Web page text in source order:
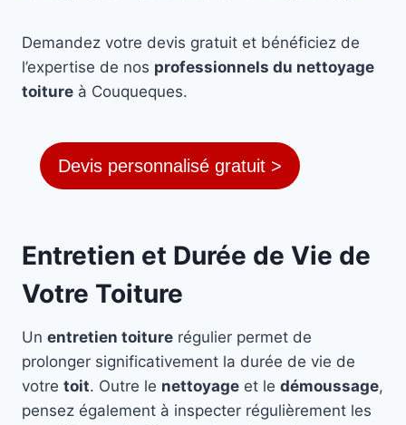
Demandez votre devis gratuit et bénéficiez de
l’expertise de nos professionnels du nettoyage
toiture à Couqueques.
Devis personnalisé gratuit >
Entretien et Durée de Vie de
Votre Toiture
Un entretien toiture régulier permet de
prolonger significativement la durée de vie de
votre toit. Outre le nettoyage et le démoussage,
pensez également à inspecter régulièrement les